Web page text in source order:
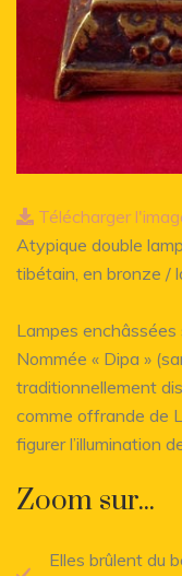
Télécharger
Atypique double
tibétain, en bronze /
Lampes enchâssées
Nommée « Dipa »
traditionnellement
comme offrande de
figurer l’illumination
Zoom sur...
Elles brûlent du